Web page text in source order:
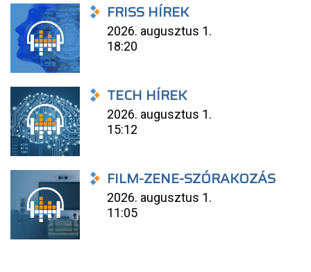
FRISS HÍREK
2026. augusztus 1.
18:20
TECH HÍREK
2026. augusztus 1.
15:12
FILM-ZENE-SZÓRAKOZÁS
2026. augusztus 1.
11:05